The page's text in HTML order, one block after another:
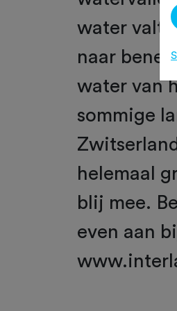
water valt
naar
water van
sommige
helemaal
blij mee.
even aan